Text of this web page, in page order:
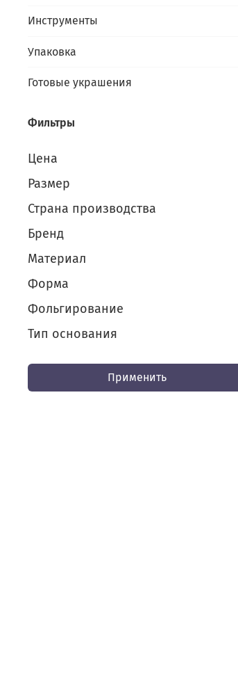
Инструменты
Упаковка
Готовые украшения
Фильтры
Цена
Размер
Страна производства
Бренд
Материал
Форма
Фольгирование
Тип основания
Применить